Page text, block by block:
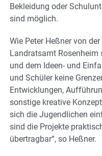
Bekleidung oder
sind möglich.
Wie Peter Heßner von
Landratsamt Rosenheim
und dem Ideen- und
und Schüler keine
Entwicklungen,
sonstige kreative
sich die Jugendlichen
sind die Projekte
übertragbar“, so Heßner.